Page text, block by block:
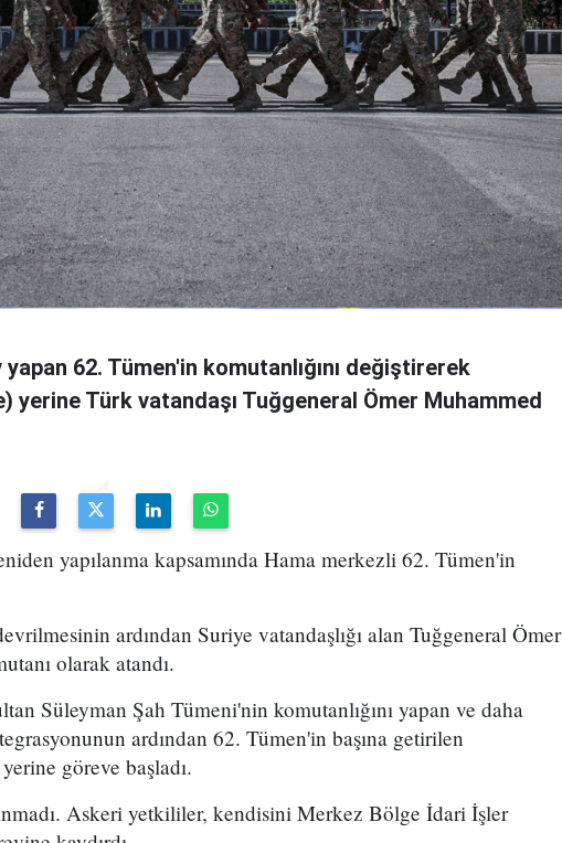
62. Tümen'in komutanlığını değiştirerek
yerine Türk vatandaşı Tuğgeneral Ömer Muhammed
yapılanma kapsamında Hama merkezli 62. Tümen'in
ardından Suriye vatandaşlığı alan Tuğgeneral Ömer
olarak atandı.
Süleyman Şah Tümeni'nin komutanlığını yapan ve daha
ardından 62. Tümen'in başına getirilen
göreve başladı.
Askeri yetkililer, kendisini Merkez Bölge İdari İşler